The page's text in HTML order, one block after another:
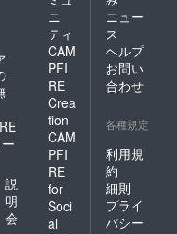
説
明
会
ニ
ティ
CAM
PFI
RE
Crea
tion
CAM
PFI
RE
for
Soci
al
ニュー
ス
ヘルプ
お問い
合わせ
各種規定
利用規
約
細則
プライ
バシー